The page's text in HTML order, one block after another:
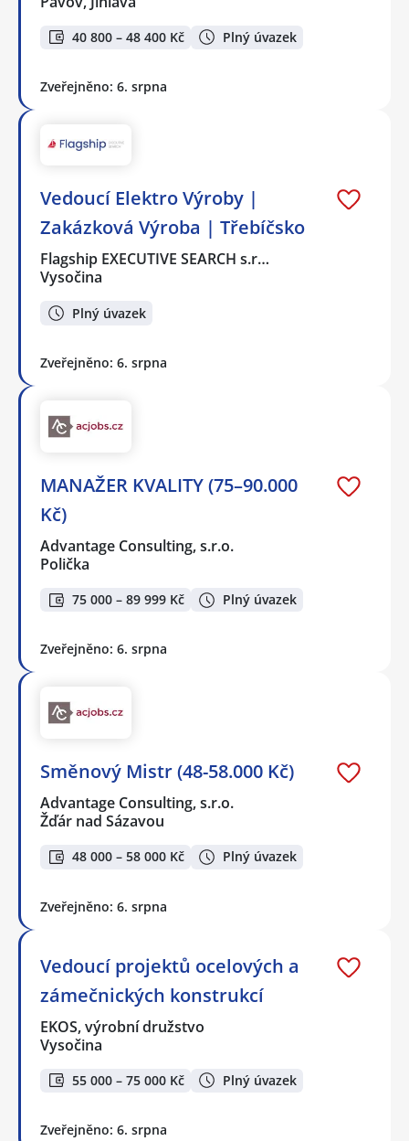
40 800 – 48 400 Kč Plný úvazek
Zveřejněno: 6. srpna
Vedoucí Elektro Výroby |
Zakázková Výroba | Třebíčsko
Flagship EXECUTIVE SEARCH s.r…
Vysočina
Plný úvazek
Zveřejněno: 6. srpna
MANAŽER KVALITY (75–90.000
Kč)
Advantage Consulting, s.r.o.
Polička
75 000 – 89 999 Kč Plný úvazek
Zveřejněno: 6. srpna
Směnový Mistr (48-58.000 Kč)
Advantage Consulting, s.r.o.
Žďár nad Sázavou
48 000 – 58 000 Kč Plný úvazek
Zveřejněno: 6. srpna
Vedoucí projektů ocelových a
zámečnických konstrukcí
EKOS, výrobní družstvo
Vysočina
55 000 – 75 000 Kč Plný úvazek
Zveřejněno: 6. srpna